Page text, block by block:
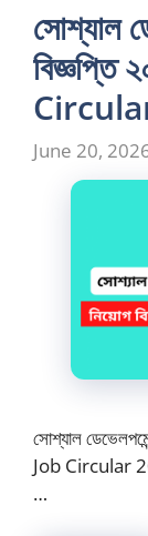
সোশ্যাল
June 20,
সোশ্যাল
Job Circular
…